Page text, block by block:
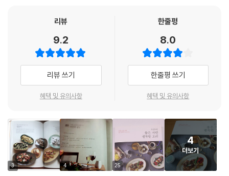
굴 튀김 버섯 볶음, 낙지 불고기 떡볶이, 우엉 해물 어묵탕, 미소 채소 무침
Table Styling Idea
친목 도모 모임
구운 버섯 채소 샐러드, 참치 샌드위치, 호박 냉수프
Table Styling Idea
한여름 보양 식탁
수삼 마 귤 샐러드, 민어 매운탕, 해물 김치 감자전, 오미자 에이드
Table Styling Idea
외국 손님 초대
리뷰
9.2
리뷰 쓰기
혜택 및 유의사항
한줄평
8.0
한줄평 쓰기
혜택 및 유의사항
3 4 25
4
더보기